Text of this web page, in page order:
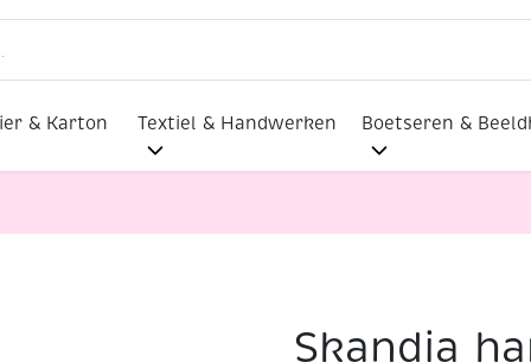
& Karton Textiel & Handwerken Boetseren &
Skandia